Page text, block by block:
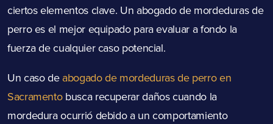
ciertos elementos clave. Un abogado de mordeduras de
perro es el mejor equipado para evaluar a fondo la
fuerza de cualquier caso potencial.
Un caso de abogado de mordeduras de perro en
Sacramentobusca recuperar daños cuando la
mordedura ocurrió debido a un comportamiento